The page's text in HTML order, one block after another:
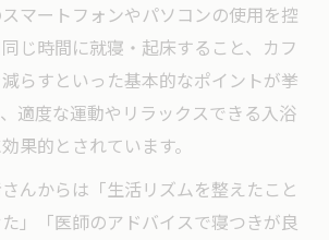
マートフォンやパソコンの使用を控
じ時間に就寝・起床すること、カフ
らすといった基本的なポイントが挙
適度な運動やリラックスできる入浴
果的とされています。
んからは「生活リズムを整えたこと
」「医師のアドバイスで寝つきが良